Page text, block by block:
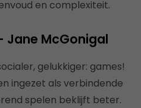
en complexiteit.
Jane McGonigal
gelukkiger: games!
ingezet als verbindende
spelen beklijft beter.